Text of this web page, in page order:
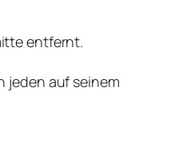
entfernt.
jeden auf seinem